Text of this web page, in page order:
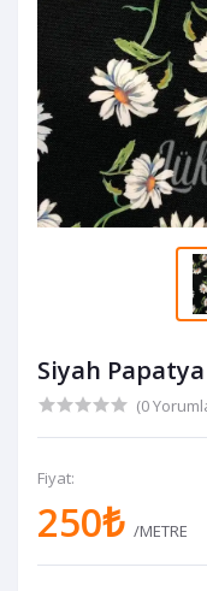
Siyah
(0
Fiyat:
250₺ /METRE